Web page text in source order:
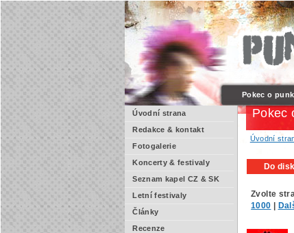
Pokec o
Úvodní strana
Redakce & kontakt
Fotogalerie
Koncerty & festivaly
Seznam kapel CZ & SK
Letní festivaly
Články
Recenze
Pokec
Úvodní
Do
Zvolte
1000